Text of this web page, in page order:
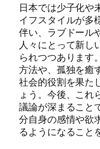
日本では少子化や
イフスタイルが多
伴い、ラブドール
人々にとって新し
られつつあります
方法や、孤独を癒
社会的役割を果た
ょう。今後、これ
議論が深まること
分自身の感情や欲
るようになること